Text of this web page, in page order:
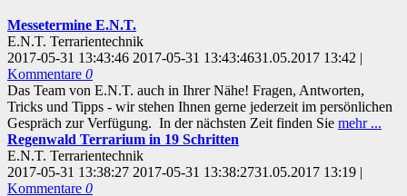
Messetermine E.N.T.
E.N.T. Terrarientechnik
2017-05-31 13:43:46 2017-05-31 13:43:4631.05.2017 13:42 |
Kommentare 0
Das Team von E.N.T. auch in Ihrer Nähe! Fragen, Antworten,
Tricks und Tipps - wir stehen Ihnen gerne jederzeit im persönlichen
Gespräch zur Verfügung. In der nächsten Zeit finden Sie mehr ...
Regenwald Terrarium in 19 Schritten
E.N.T. Terrarientechnik
2017-05-31 13:38:27 2017-05-31 13:38:2731.05.2017 13:19 |
Kommentare 0